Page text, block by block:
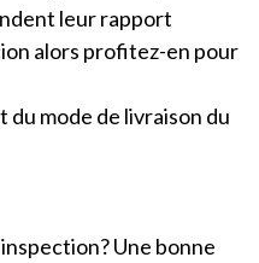
leur rapport
alors profitez-en pour
du mode de livraison du
Une bonne